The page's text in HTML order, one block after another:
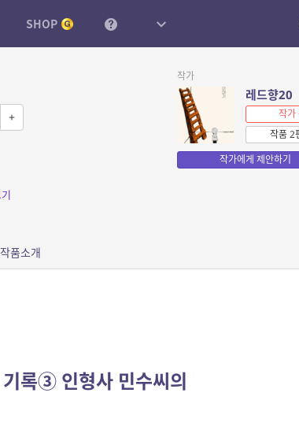
SHOP
+
작가
레드향20
작가
작품 2
작가에게 제안하기
작품소개
록③ 인형사 민수씨의